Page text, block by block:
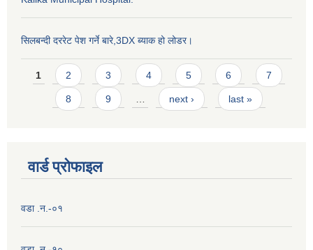
सिलबन्दी दररेट पेश गर्ने बारे,3DX ब्याक हो लोडर।
Pages
1 2 3 4 5 6 7
8 9 next › last »
वार्ड प्राेफाइल
वडा .न.-०१